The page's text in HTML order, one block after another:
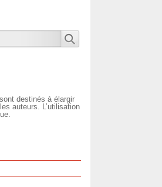
destinés à élargir
auteurs. L’utilisation